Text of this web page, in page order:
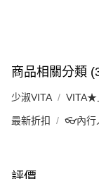
商品相關分類
少淑VITA VITA★
最新折扣 👓內行